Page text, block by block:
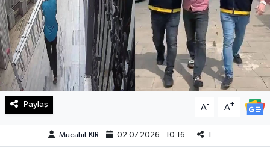
Paylaş A- A+
Mücahit KIR 02.07.2026 - 10:16 1
Sağlık
Spor
SürManşet